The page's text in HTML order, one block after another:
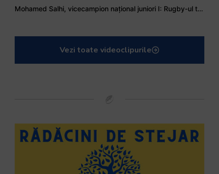
Mohamed Salhi, vicecampion național juniori I: Rugby-ul te învață să accepți și înfrângerile
Vezi toate videoclipurile